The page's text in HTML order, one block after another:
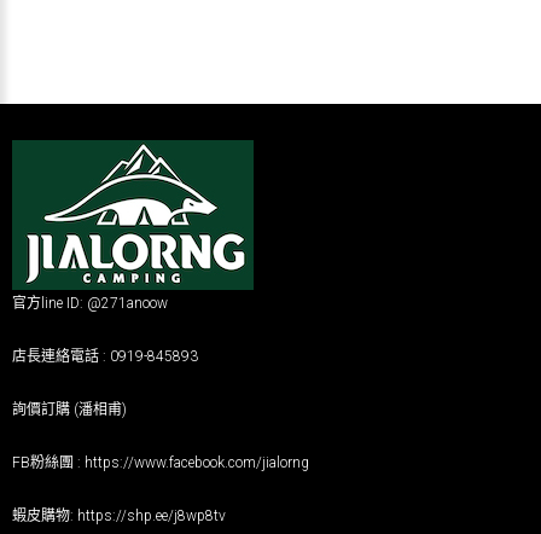
官方line ID: @271anoow
店長連絡電話 : 0919-845893
詢價訂購 (潘相甫)
FB粉絲團 : https://www.facebook.com/jialorng
蝦皮購物: https://shp.ee/j8wp8tv